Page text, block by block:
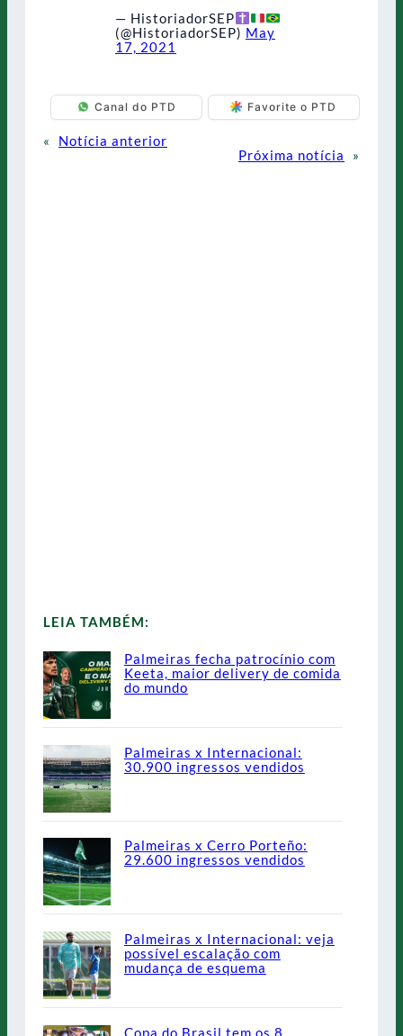
— HistoriadorSEP
(@HistoriadorSEP) May
17, 2021
Canal do PTD Favorite o PTD
«
Notícia anterior
Próxima notícia
»
LEIA TAMBÉM:
Palmeiras fecha patrocínio com
Keeta, maior delivery de comida
do mundo
Palmeiras x Internacional:
30.900 ingressos vendidos
Palmeiras x Cerro Porteño:
29.600 ingressos vendidos
Palmeiras x Internacional: veja
possível escalação com
mudança de esquema
Copa do Brasil tem os 8